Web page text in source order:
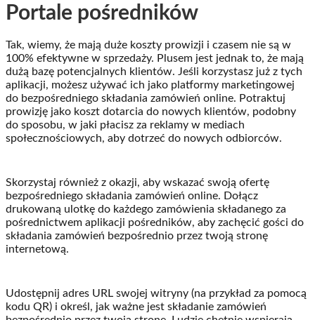
Portale pośredników
Tak, wiemy, że mają duże koszty prowizji i czasem nie są w
100% efektywne w sprzedaży. Plusem jest jednak to, że mają
dużą bazę potencjalnych klientów. Jeśli korzystasz już z tych
aplikacji, możesz używać ich jako platformy marketingowej
do bezpośredniego składania zamówień online. Potraktuj
prowizję jako koszt dotarcia do nowych klientów, podobny
do sposobu, w jaki płacisz za reklamy w mediach
społecznościowych, aby dotrzeć do nowych odbiorców.
Skorzystaj również z okazji, aby wskazać swoją ofertę
bezpośredniego składania zamówień online. Dołącz
drukowaną ulotkę do każdego zamówienia składanego za
pośrednictwem aplikacji pośredników, aby zachęcić gości do
składania zamówień bezpośrednio przez twoją stronę
internetową.
Udostępnij adres URL swojej witryny (na przykład za pomocą
kodu QR) i określ, jak ważne jest składanie zamówień